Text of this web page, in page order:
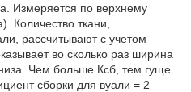
Измеряется по верхнему
Количество ткани,
рассчитывают с учетом
во сколько раз ширина
Чем больше Ксб, тем гуще
сборки для вуали = 2 –